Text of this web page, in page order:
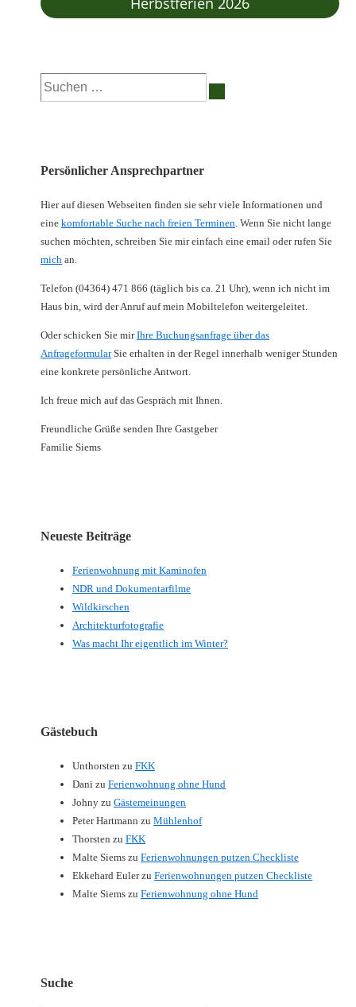
Suchen
nach:
Persönlicher Ansprechpartner
Hier auf diesen Webseiten finden sie sehr viele Informationen und
eine komfortable Suche nach freien Terminen. Wenn Sie nicht lange
suchen möchten, schreiben Sie mir einfach eine email oder rufen Sie
mich an.
Telefon (04364) 471 866 (täglich bis ca. 21 Uhr), wenn ich nicht im
Haus bin, wird der Anruf auf mein Mobiltelefon weitergeleitet.
Oder schicken Sie mirIhre Buchungsanfrage über das
AnfrageformularSie erhalten in der Regel innerhalb weniger Stunden
eine konkrete persönliche Antwort.
Ich freue mich auf das Gespräch mit Ihnen.
Freundliche Grüße senden Ihre Gastgeber
Familie Siems
Neueste Beiträge
Ferienwohnung mit Kaminofen
NDR und Dokumentarfilme
Wildkirschen
Architekturfotografie
Was macht Ihr eigentlich im Winter?
Gästebuch
Unthorsten zu FKK
Dani zu Ferienwohnung ohne Hund
Johny zu Gästemeinungen
Peter Hartmann zu Mühlenhof
Thorsten zu FKK
Malte Siems zu Ferienwohnungen putzen Checkliste
Ekkehard Eulerzu Ferienwohnungen putzen Checkliste
Malte Siems zu Ferienwohnung ohne Hund
Suche